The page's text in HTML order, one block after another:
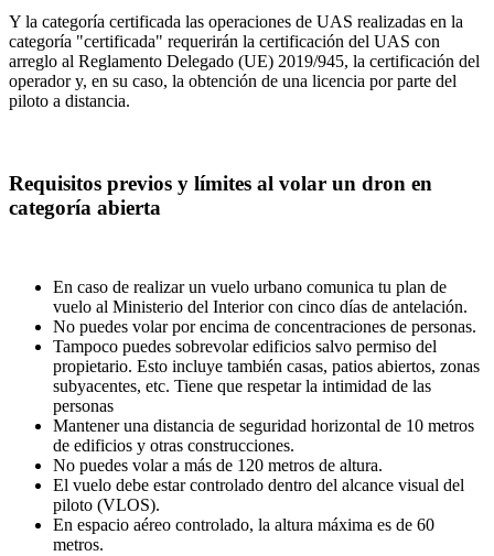
Y la categoría certificada las operaciones de UAS realizadas en la
categoría "certificada" requerirán la certificación del UAS con
arreglo al Reglamento Delegado (UE) 2019/945, la certificación del
operador y, en su caso, la obtención de una licencia por parte del
piloto a distancia.
Requisitos previos y límites al volar un dron en
categoría abierta
En caso de realizar un vuelo urbano comunica tu plan de
vuelo al Ministerio del Interior con cinco días de antelación.
No puedes volar por encima de concentraciones de personas.
Tampoco puedes sobrevolar edificios salvo permiso del
propietario. Esto incluye también casas, patios abiertos, zonas
subyacentes, etc. Tiene que respetar la intimidad de las
personas
Mantener una distancia de seguridad horizontal de 10 metros
de edificios y otras construcciones.
No puedes volar a más de 120 metros de altura.
El vuelo debe estar controlado dentro del alcance visual del
piloto (VLOS).
En espacio aéreo controlado, la altura máxima es de 60
metros.